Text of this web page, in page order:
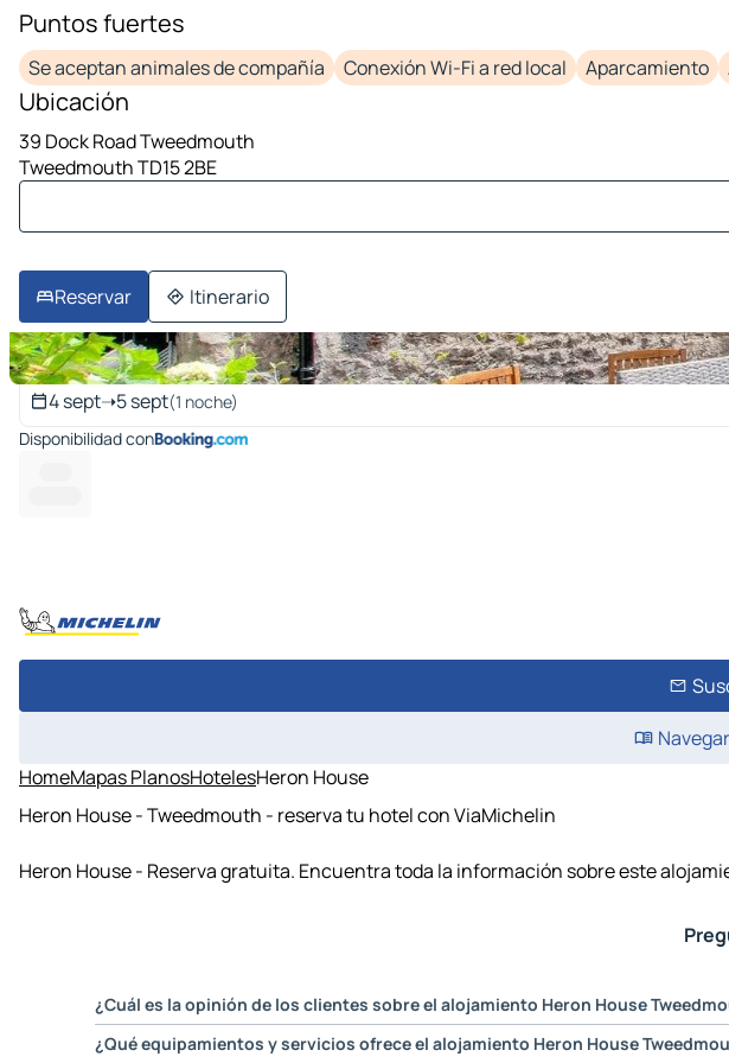
1 imagen en 10
Puntos fuertes
Se aceptan animales de compañía Conexión Wi-Fi a red local Aparcamiento
Ubicación
39 Dock Road Tweedmouth
Tweedmouth TD15 2BE
Reservar Itinerario
Fechas de la estancia
4 sept➝5 sept(1 noche)
Disponibilidad con
HomeMapas PlanosHotelesHeron House
Heron House - Tweedmouth - reserva tu hotel con ViaMichelin
Heron House - Reserva gratuita. Encuentra toda la información sobre este
¿Cuál es la opinión de los clientes sobre el alojamiento Heron House
La puntuación media otorgada en el sitio de nuestro socio, Booking.com, por los
¿Qué equipamientos y servicios ofrece el alojamiento Heron House